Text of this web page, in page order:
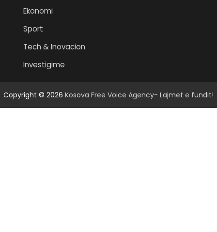
Ekonomi
Sport
Tech & Inovacion
Investigime